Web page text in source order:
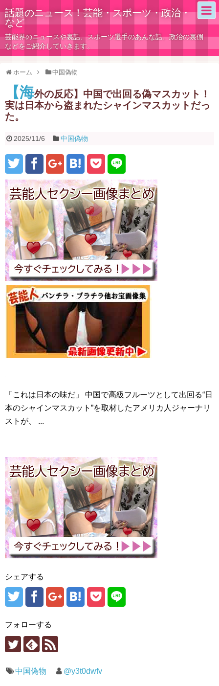
話題のニュース！芸能・スポーツ・政治・
など
芸能界のニュースや裏話、スポーツ選手のあんな話、政治の裏側
などをご紹介していきます。
ホーム 中国偽物
【海外の反応】中国で出回る偽マスカット！
実は日本から盗まれたシャインマスカットだっ
た。
2025/11/6 中国偽物
「これは日本の味だ」 中国で高級フルーツとして出回る“日
本のシャインマスカット”を取材したアメリカ人ジャーナリ
ストが、 ...
シェアする
フォローする
中国偽物 @y3t0dwfv